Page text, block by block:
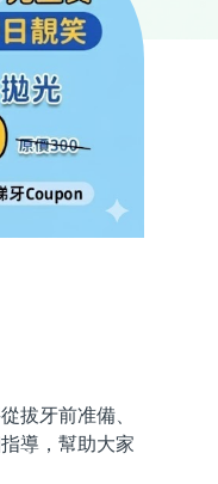
拔牙前准備、
導，幫助大家